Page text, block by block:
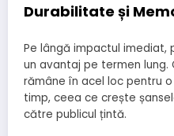
Durabilitate și
Pe lângă impactul
un avantaj pe termen
rămâne în acel loc pentru
timp, ceea ce crește
către publicul țintă.